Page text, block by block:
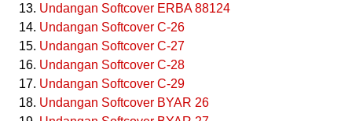
Undangan Softcover ERBA 88124
Undangan Softcover C-26
Undangan Softcover C-27
Undangan Softcover C-28
Undangan Softcover C-29
Undangan Softcover BYAR 26